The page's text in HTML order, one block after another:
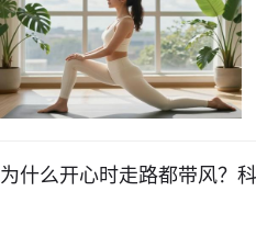
为什么开心时走路都带风？